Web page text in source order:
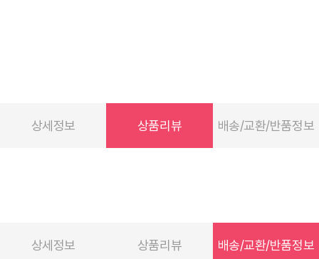
상세정보 상품리뷰 배송/교환/반품정보
상세정보 상품리뷰 배송/교환/반품정보